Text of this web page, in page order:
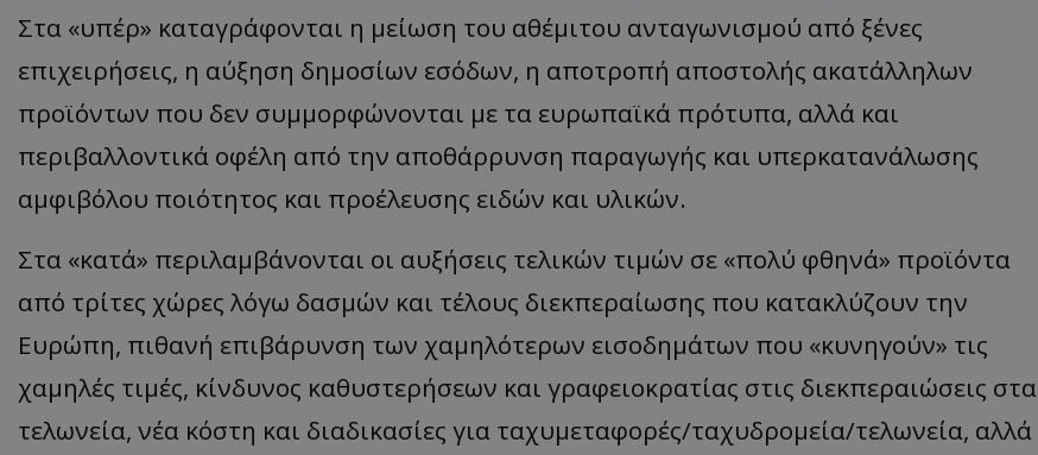
Στα «υπέρ» καταγράφονται η μείωση του αθέμιτου ανταγωνισμού από ξένες
επιχειρήσεις, η αύξηση δημοσίων εσόδων, η αποτροπή αποστολής ακατάλληλων
προϊόντων που δεν συμμορφώνονται με τα ευρωπαϊκά πρότυπα, αλλά και
περιβαλλοντικά οφέλη από την αποθάρρυνση παραγωγής και υπερκατανάλωσης
αμφιβόλου ποιότητος και προέλευσης ειδών και υλικών.
Στα «κατά» περιλαμβάνονται οι αυξήσεις τελικών τιμών σε «πολύ φθηνά» προϊόντα
από τρίτες χώρες λόγω δασμών και τέλους διεκπεραίωσης που κατακλύζουν την
Ευρώπη, πιθανή επιβάρυνση των χαμηλότερων εισοδημάτων που «κυνηγούν» τις
χαμηλές τιμές, κίνδυνος καθυστερήσεων και γραφειοκρατίας στις διεκπεραιώσεις στα
τελωνεία, νέα κόστη και διαδικασίες για ταχυμεταφορές/ταχυδρομεία/τελωνεία, αλλά